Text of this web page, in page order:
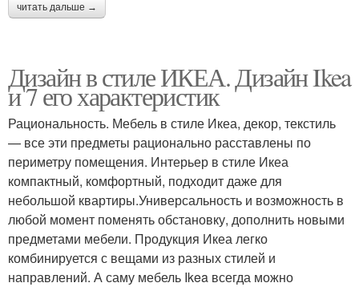
читать дальше →
Дизайн в стиле ИКЕА. Дизайн Ikea
и 7 его характеристик
Рациональность. Мебель в стиле Икеа, декор, текстиль
— все эти предметы рационально расставлены по
периметру помещения. Интерьер в стиле Икеа
компактный, комфортный, подходит даже для
небольшой квартиры.Универсальность и возможность в
любой момент поменять обстановку, дополнить новыми
предметами мебели. Продукция Икеа легко
комбинируется с вещами из разных стилей и
направлений. А саму мебель Ikea всегда можно